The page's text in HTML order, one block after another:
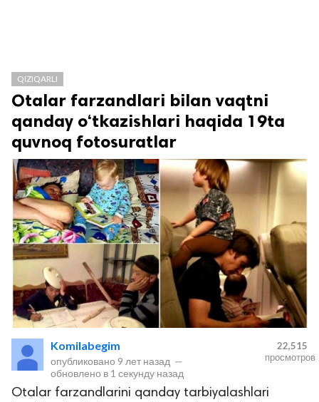
QIZIQARLI
Otalar farzandlari bilan vaqtni
qanday o‘tkazishlari haqida 19ta
quvnoq fotosuratlar
Komilabegim
опубликовано 9 лет назад —
обновлено в 1 секунду назад
22,515
просмотров
Otalar farzandlarini qanday tarbiyalashlari